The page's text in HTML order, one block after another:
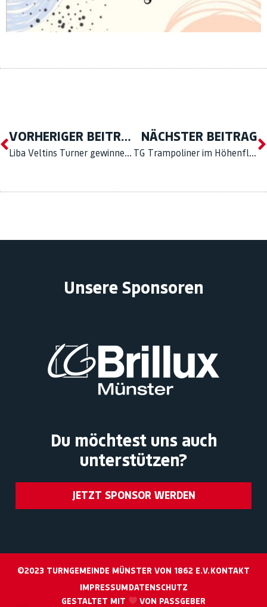
VORHERIGER BEITRAG
Liba Veltins Turner gewinnen das 14. TG Hallenfussballturnier
NÄCHSTER BEITRAG
TG Trampoliner im Höhenflug
Unsere Sponsoren
Du möchtest uns auch
unterstützen?
JETZT SPONSOR WERDEN
©2023 TURNGEMEINDE MÜNSTER VON 1862 E.V.KONTAKT
IMPRESSUMDATENSCHUTZ
GESTALTET MIT
VON PASSGEBER